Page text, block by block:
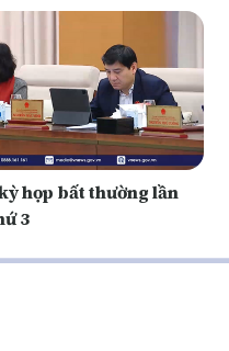
họp bất thường lần
3